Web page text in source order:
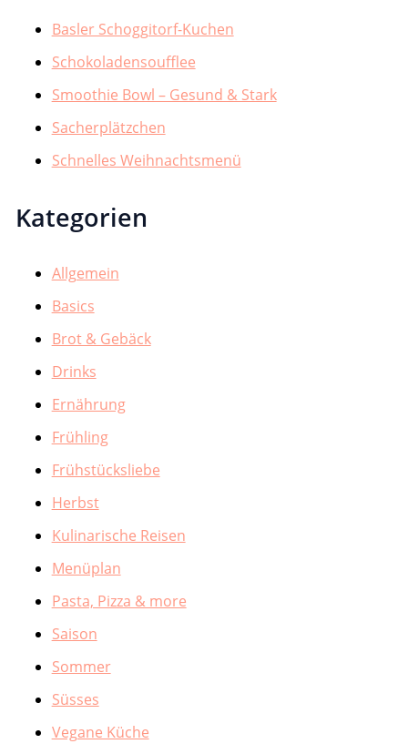
Basler Schoggitorf-Kuchen
Schokoladensoufflee
Smoothie Bowl – Gesund & Stark
Sacherplätzchen
Schnelles Weihnachtsmenü
Kategorien
Allgemein
Basics
Brot & Gebäck
Drinks
Ernährung
Frühling
Frühstücksliebe
Herbst
Kulinarische Reisen
Menüplan
Pasta, Pizza & more
Saison
Sommer
Süsses
Vegane Küche